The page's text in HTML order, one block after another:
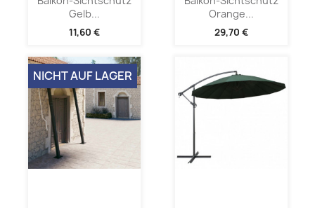
Gelb...
11,60 €
Orange...
29,70 €
NICHT AUF LAGER